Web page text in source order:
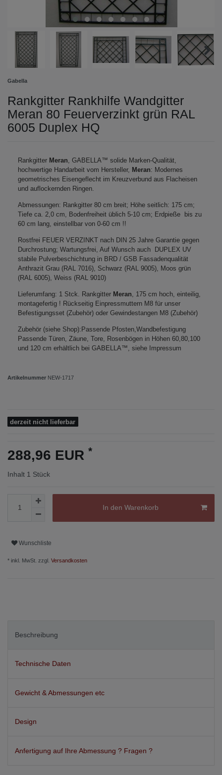
Gabella
Rankgitter Rankhilfe Wandgitter
Meran 80 Feuerverzinkt grün RAL
6005 Duplex HQ
Rankgitter Meran , GABELLA™ solide Marken-Qualität,
hochwertige Handarbeit vom Hersteller, Meran: Modernes
geometrisches Eisengeflecht im Kreuzverbund aus Flacheisen
und auflockernden Ringen.
Abmessungen: Rankgitter 80 cm breit; Höhe seitlich: 175 cm;
Tiefe ca. 2,0 cm, Bodenfreiheit üblich 5-10 cm; Erdpieße bis zu
60 cm lang, einstellbar von 0-60 cm !!
Rostfrei FEUER VERZINKT nach DIN 25 Jahre Garantie gegen
Durchrostung; Wartungsfrei, Auf Wunsch auch DUPLEX UV
stabile Pulverbeschichtung in BRD / GSB Fassadenqualität
Anthrazit Grau (RAL 7016), Schwarz (RAL 9005), Moos grün
(RAL 6005), Weiss (RAL 9010)
Lieferumfang: 1 Stck. Rankgitter Meran , 175 cm hoch, einteilig,
montagefertig ! Rückseitig Einpressmuttern M8 für unser
Befestigungsset (Zubehör) oder Gewindestangen M8 (Zubehör)
Zubehör (siehe Shop):Passende Pfosten,Wandbefestigung
Passende Türen, Zäune, Tore, Rosenbögen in Höhen 60,80,100
und 120 cm erhältlich bei GABELLA™, siehe Impressum
Artikelnummer NEW-1717
derzeit nicht lieferbar
288,96 EUR *
Inhalt 1 Stück
In den Warenkorb
Wunschliste
* inkl. MwSt. zzgl. Versandkosten
Beschreibung
Technische Daten
Gewicht & Abmessungen etc
Design
Anfertigung auf Ihre Abmessung ? Fragen ?